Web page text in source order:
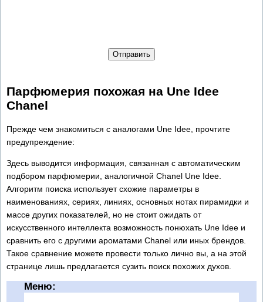
Отправить
Парфюмерия похожая на Une Idee
Chanel
Прежде чем знакомиться с аналогами Une Idee, прочтите
предупреждение:
Здесь выводится информация, связанная с автоматическим
подбором парфюмерии, аналогичной Chanel Une Idee.
Алгоритм поиска использует схожие параметры в
наименованиях, сериях, линиях, основных нотах пирамидки и
массе других показателей, но не стоит ожидать от
искусственного интеллекта возможность понюхать Une Idee и
сравнить его с другими ароматами Chanel или иных брендов.
Такое сравнение можете провести только лично вы, а на этой
странице лишь предлагается сузить поиск похожих духов.
Меню: